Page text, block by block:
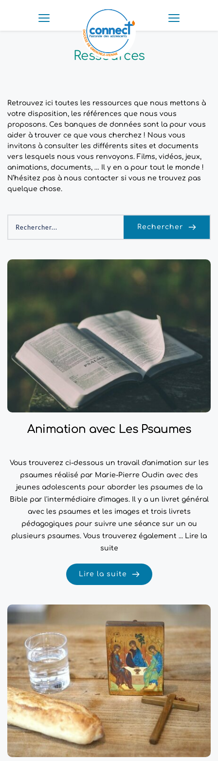
Ressources
Retrouvez ici toutes les ressources que nous mettons à
votre disposition, les références que nous vous
proposons. Ces banques de données sont la pour vous
aider à trouver ce que vous cherchez ! Nous vous
invitons à consulter les différents sites et documents
vers lesquels nous vous renvoyons. Films, vidéos, jeux,
animations, documents, … Il y en a pour tout le monde !
N’hésitez pas à nous contacter si vous ne trouvez pas
quelque chose.
Rechercher...
Rechercher
Animation avec Les Psaumes
Vous trouverez ci-dessous un travail d'animation sur les
psaumes réalisé par Marie-Pierre Oudin avec des
jeunes adolescents pour aborder les psaumes de la
Bible par l'intermédiaire d'images. Il y a un livret général
avec les psaumes et les images et trois livrets
pédagogiques pour suivre une séance sur un ou
plusieurs psaumes. Vous trouverez également ... Lire la
suite
Lire la suite